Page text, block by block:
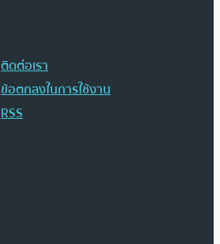
ติดต่อเรา
ข้อตกลงในการใช้งาน
RSS